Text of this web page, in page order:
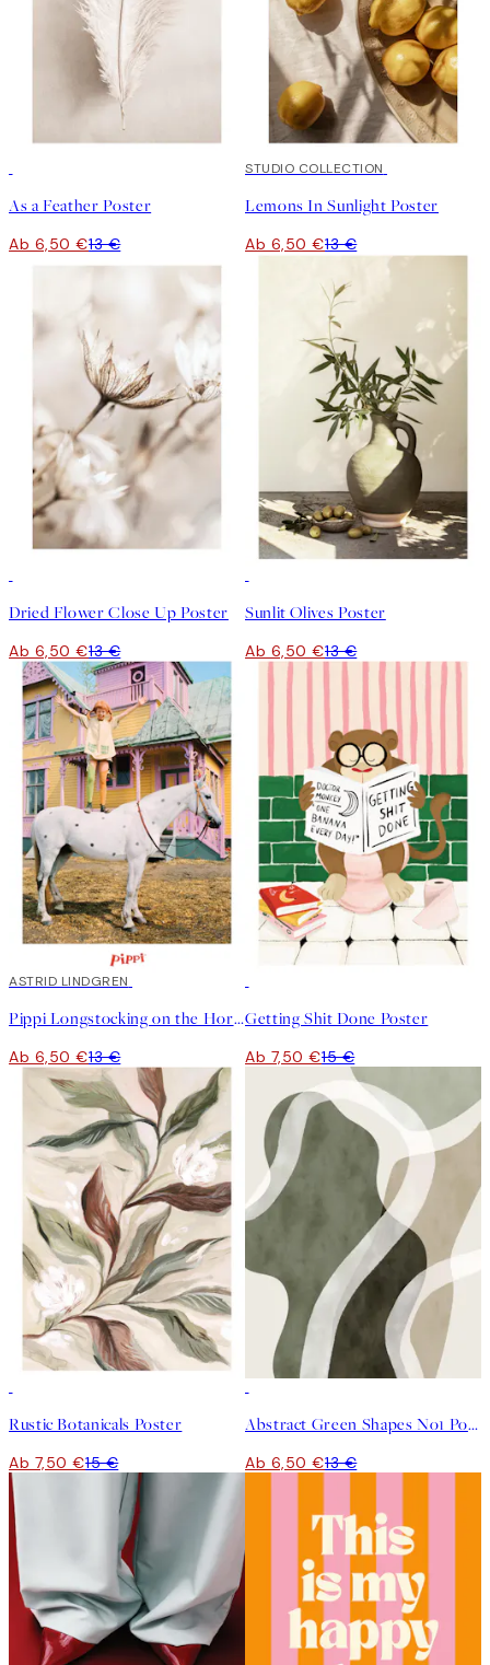
As a Feather Poster
Ab 6,50 €13 €
50%*
STUDIO COLLECTION
Lemons In Sunlight Poster
Ab 6,50 €13 €
Dried Flower Close Up Poster
Ab 6,50 €13 €
Sunlit Olives Poster
Ab 6,50 €13 €
50%*
ASTRID LINDGREN
Pippi Longstocking on the Horse Poster
Ab 6,50 €13 €
Getting Shit Done Poster
Ab 7,50 €15 €
Rustic Botanicals Poster
Ab 7,50 €15 €
Abstract Green Shapes No1 Poster
Ab 6,50 €13 €